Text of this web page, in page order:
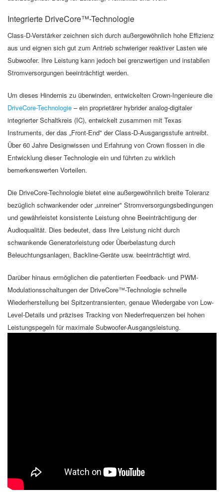
Integrierte DriveCore™-Technologie
Class-D-Verstärker zeichnen sich durch außergewöhnlich hohe Effizienz
aus und eignen sich gut zum Antrieb schwieriger reaktiver Lasten wie
Subwoofer. Ihre Leistung kann jedoch bei grenzwertigen und instabilen
Stromversorgungen beeinträchtigt werden.
Um dieses Hindernis zu überwinden, entwickelten Crown-Ingenieure die
DriveCore-Technologie – ein proprietärer hybrider analog-digitaler
integrierter Schaltkreis (IC), entwickelt zusammen mit Texas
Instruments, der das „Front-End" der Class-D-Ausgangsstufe antreibt.
Über 60 Jahre Designwissen und Erfahrung von Crown flossen in die
Entwicklung dieser Technologie ein und führten zu wirklich
bemerkenswerten Vorteilen.
Die DriveCore-Technologie bietet eine außergewöhnlich breite Toleranz
bezüglich schwankender oder „unreiner" Stromversorgungsbedingungen
und gewährleistet konsistente Leistung ohne Beeinträchtigung der
Audioqualität. Dies bedeutet, dass Ihre Leistung nicht durch
schwankende Generatorleistung oder Überbelastung durch
Beleuchtungsanlagen, Backline-Geräte usw. beeinträchtigt wird.
Darüber hinaus ermöglichen die patentierten Feedback- und PWM-
Modulationsschaltungen der DriveCore™-Technologie schnelle
Wiederherstellung bei Spitzentransienten, genaue Wiedergabe von Low-
Level-Details und präzises Tracking von Niederfrequenzen bei hohen
Leistungspegeln für maximale Subwoofer-Ausgangsleistung.